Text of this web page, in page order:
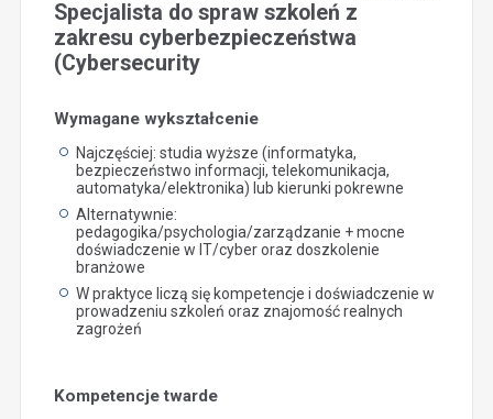
Specjalista do spraw szkoleń z
zakresu cyberbezpieczeństwa
(Cybersecurity
Wymagane wykształcenie
Najczęściej: studia wyższe (informatyka,
bezpieczeństwo informacji, telekomunikacja,
automatyka/elektronika) lub kierunki pokrewne
Alternatywnie:
pedagogika/psychologia/zarządzanie + mocne
doświadczenie w IT/cyber oraz doszkolenie
branżowe
W praktyce liczą się kompetencje i doświadczenie w
prowadzeniu szkoleń oraz znajomość realnych
zagrożeń
Kompetencje twarde